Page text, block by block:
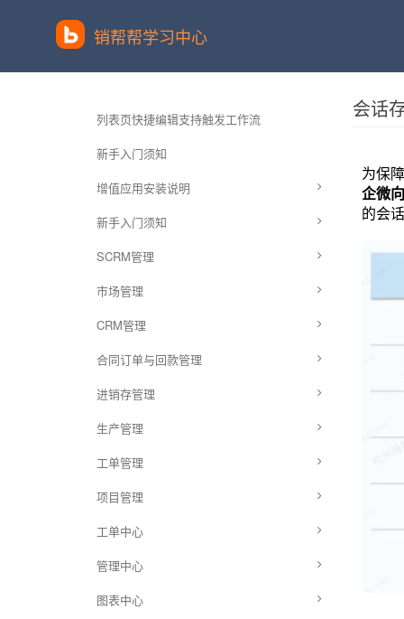
销帮帮学习中心
列表页快捷编辑支持触发工作流
新手入门须知
增值应用安装说明
新手入门须知
SCRM管理
市场管理
CRM管理
合同订单与回款管理
进销存管理
生产管理
工单管理
项目管理
工单中心
管理中心
图表中心
会话
为保
企微
的会